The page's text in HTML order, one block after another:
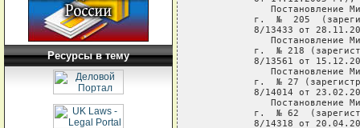
Ресурсы в тему